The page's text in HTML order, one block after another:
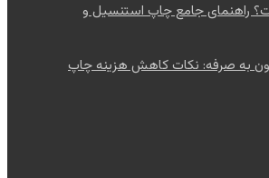
راهنمای جامع چاپ استنسیل و
به صرفه: نکات کاهش هزینه چاپ